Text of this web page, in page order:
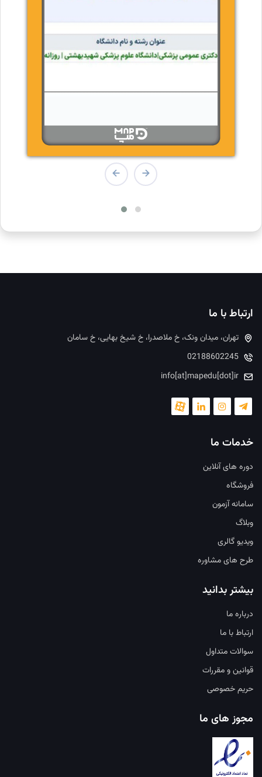
ارتباط با ما
تهران، میدان ونک، خ ملاصدرا، خ شیخ بهایی، خ سامان
02188602245
info[at]mapedu[dot]ir
خدمات ما
دوره های آنلاین
فروشگاه
سامانه آزمون
وبلاگ
ویدیو گالری
طرح های مشاوره
بیشتر بدانید
درباره ما
ارتباط با ما
سوالات متداول
قوانین و مقررات
حریم خصوصی
مجوز های ما